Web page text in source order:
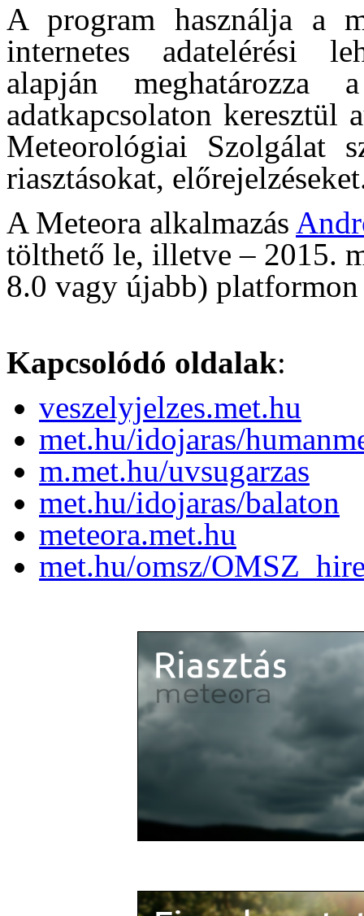
A program használja a
internetes adatelérési
alapján
adatkapcsolaton keresztül
Meteorológiai Szolgálat
riasztásokat,
A Meteora alkalmazás
tölthető le, illetve – 2015.
8.0 vagy újabb)
Kapcsolódó oldalak:
veszelyjelzes.met.hu
met.hu/idojaras/
m.met.hu/uvsugarzas
met.hu/idojaras/balaton
meteora.met.hu
met.hu/omsz/